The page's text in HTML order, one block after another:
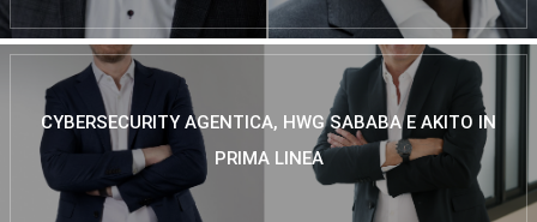
CYBERSECURITY AGENTICA, HWG SABABA E AKITO IN
PRIMA LINEA